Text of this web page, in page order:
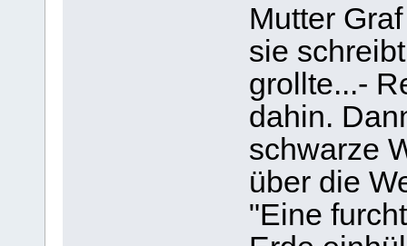
Mutter
sie
grollte...-
dahin.
schwarze
über die
"Eine